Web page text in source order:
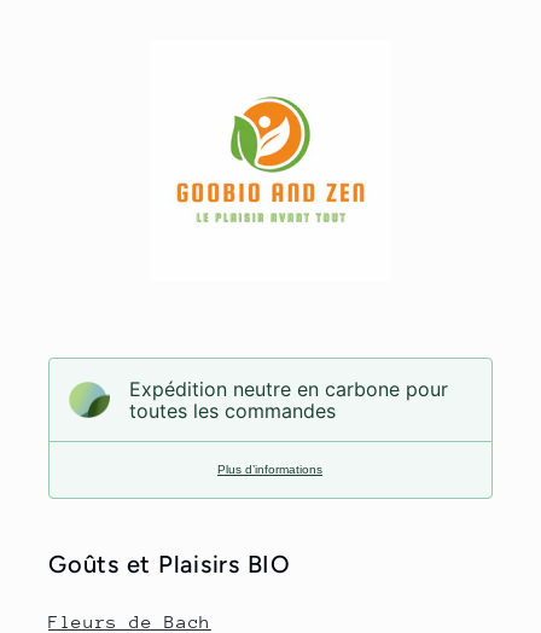
Expédition neutre en carbone pour
toutes les commandes
Plus d’informations
Goûts et Plaisirs BIO
Fleurs de Bach